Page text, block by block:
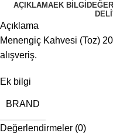
AÇIKLAMAEK BILGI
Açıklama
Menengiç Kahvesi (Toz)
alışveriş.
Ek bilgi
BRAND
Değerlendirmeler (0)